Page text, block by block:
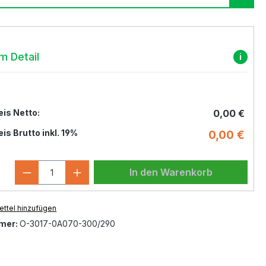
Detail i
Netto: 0,00 €
Brutto inkl. 19%
0,00 €
Produkt Anzahl: Gib den
In den Warenkorb
hinzufügen
O-3017-0A070-300/290